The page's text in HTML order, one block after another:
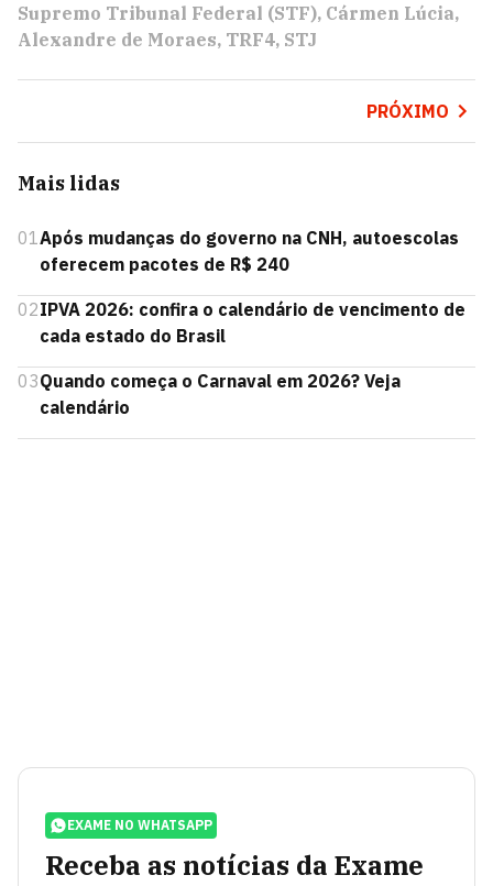
Supremo Tribunal Federal (STF) Cármen Lúcia
Alexandre de Moraes TRF4 STJ
PRÓXIMO
Mais lidas
01Após mudanças do governo na CNH, autoescolas
oferecem pacotes de R$ 240
02IPVA 2026: confira o calendário de vencimento de
cada estado do Brasil
03Quando começa o Carnaval em 2026? Veja
calendário
EXAME NO WHATSAPP
Receba as notícias da Exame